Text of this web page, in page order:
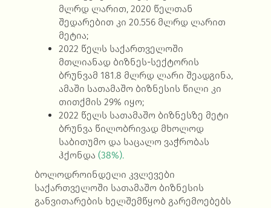
მლრდ ლარით, 2020 წელთან
შედარებით კი 20.556 მლრდ ლარით
მეტია;
2022 წელს საქართველოში
მთლიანად ბიზნეს-სექტორის
ბრუნვამ 181.8 მლრდ ლარი შეადგინა,
ამაში სათამაშო ბიზნესის წილი კი
თითქმის 29% იყო;
2022 წელს სათამაშო ბიზნესზე მეტი
ბრუნვა წილობრივად მხოლოდ
საბითუმო და საცალო ვაჭრობას
ჰქონდა (38%).
ბოლოდროინდელი კვლევები
საქართველოში სათამაშო ბიზნესის
განვითარების ხელშემწყობ გარემოებებს